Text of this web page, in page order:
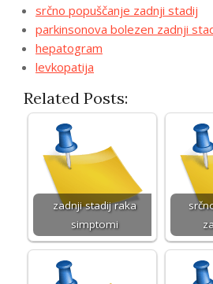
srčno popuščanje zadnji stadij
parkinsonova bolezen zadnji
hepatogram
levkopatija
Related Posts:
zadnji stadij raka
simptomi